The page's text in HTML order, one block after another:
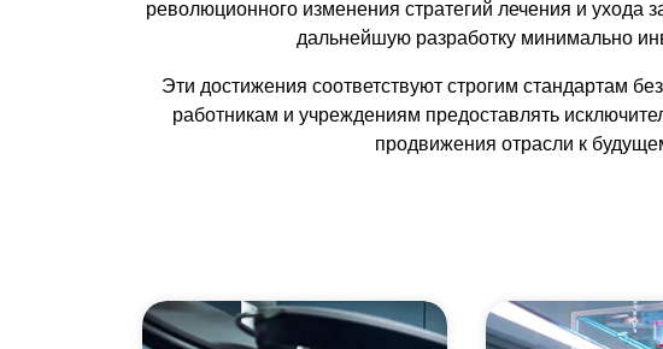
революционного изменения стратегий лечения и
дальнейшую разработку минимально
Эти достижения соответствуют строгим стандартам
работникам и учреждениям предоставлять
продвижения отрасли к